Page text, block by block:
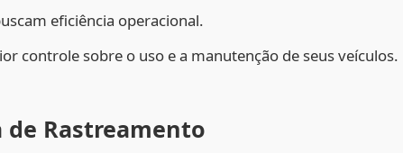
eficiência operacional.
controle sobre o uso e a manutenção de seus veículos.
de Rastreamento